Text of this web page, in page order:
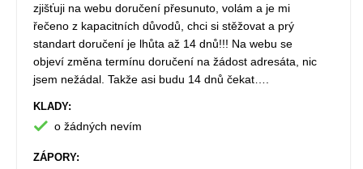
zjišťuji na webu doručení přesunuto, volám a je mi
řečeno z kapacitních důvodů, chci si stěžovat a prý
standart doručení je lhůta až 14 dnů!!! Na webu se
objeví změna termínu doručení na žádost adresáta, nic
jsem nežádal. Takže asi budu 14 dnů čekat….
KLADY:
o žádných nevím
ZÁPORY: